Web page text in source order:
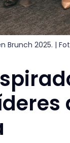
2025. |